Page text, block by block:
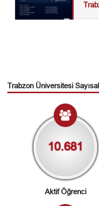
Trabzon Üniversitesi
10.681
Aktif Öğrenci